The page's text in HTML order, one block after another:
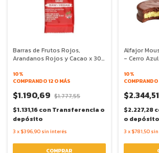
Barras de Frutos Rojos,
Arandanos Rojos y Cacao x 30g
10%
COMPRANDO 12 O MÁS
$1.190,69 $1.777,55
$1.131,16conTransferencia o
depósito
3 x $396,90 sin interés
Alfajor
- Cerro Azul
10%
COMPRANDO
$2.344,51
$2.227,28
o depósito
3 x $781,50